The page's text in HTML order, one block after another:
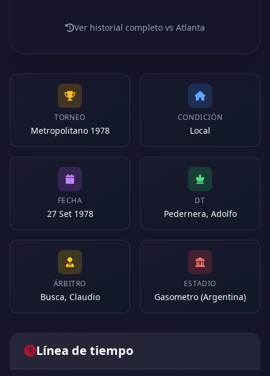
Ver historial completo vs Atlanta
TORNEO
Metropolitano 1978
CONDICIÓN
Local
FECHA
27 Set 1978
DT
Pedernera, Adolfo
ÁRBITRO
Busca, Claudio
ESTADIO
Gasometro (Argentina)
Línea de tiempo